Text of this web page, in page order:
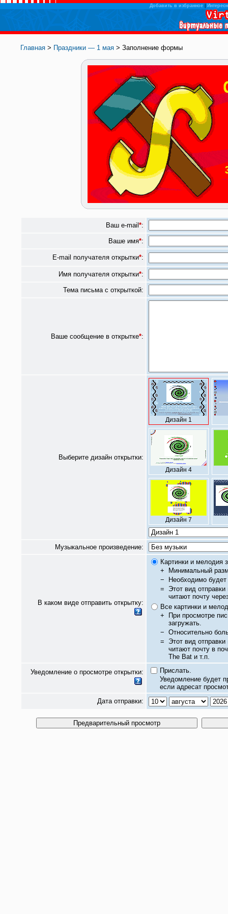
Добавить в избранное|
Главная > Праздники — 1 мая > Заполнение формы
Ваш e-mail *:
Ваше имя*:
E-mail получателя открытки*:
Имя получателя открытки*:
Тема письма с открыткой:
Ваше сообщение в открытке*:
Выберите дизайн открытки:
Дизайн 1
Дизайн 4
Дизайн 7
Музыкальное произведение:
В каком виде отправить открытку:
Картинки и мелодия
+
Минимальный
−
Необходимо будет
= Этот вид
читают почту
Все картинки и
+
При просмотре
загружать.
− Относительно
= Этот вид
читают почту в
The Bat и т.п.
Уведомление о просмотре открытки:
Прислать.
Уведомление будет
если адресат
Дата отправки: